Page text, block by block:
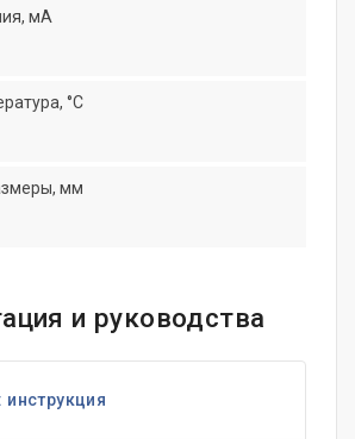
мА
°C
мм
и руководства
инструкция